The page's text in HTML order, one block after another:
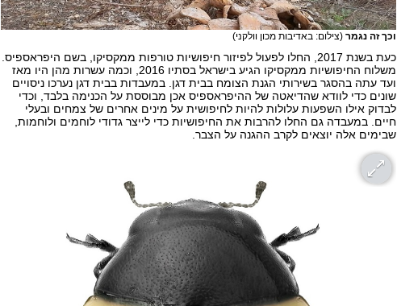
וכך זה נגמר (צילום: באדיבות מכון וולקני)
כעת בשנת 2017, החלו לפעול לפיזור חיפושיות טורפות ממקסיקו, בשם היפראספיס.
משלוח החיפושיות ממקסיקו הגיע בישראל בסתיו 2016, וכמה עשרות מהן היו מאז
ועד עתה בהסגר בשירותי הגנת הצומח בבית דגן. במעבדות בבית דגן נערכו ניסויים
שונים כדי לוודא שהדיאטה של ההיפראספיס אכן מבוססת על הכנימה בלבד, וכדי
לבדוק אילו השפעות עלולות להיות לחיפושית על מינים אחרים של צמחים ובעלי
חיים. במעבדה גם החלו להרבות את החיפושיות כדי לייצר גדודי לוחמים ולוחמות,
שבימים אלה יוצאים לקרב ההגנה על הצבר.